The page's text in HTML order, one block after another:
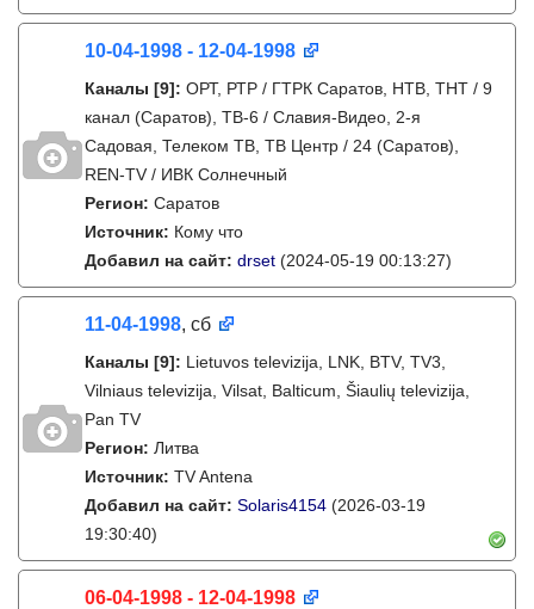
10-04-1998 - 12-04-1998
Каналы [9]: ОРТ, РТР / ГТРК Саратов, НТВ, ТНТ / 9
канал (Саратов), ТВ-6 / Славия-Видео, 2-я
Садовая, Телеком ТВ, ТВ Центр / 24 (Саратов),
REN-TV / ИВК Солнечный
Регион: Саратов
Источник: Кому что
Добавил на сайт: drset (2024-05-19 00:13:27)
11-04-1998, сб
Каналы [9]: Lietuvos televizija, LNK, BTV, TV3,
Vilniaus televizija, Vilsat, Balticum, Šiaulių televizija,
Pan TV
Регион: Литва
Источник: TV Antena
Добавил на сайт: Solaris4154 (2026-03-19
19:30:40)
06-04-1998 - 12-04-1998